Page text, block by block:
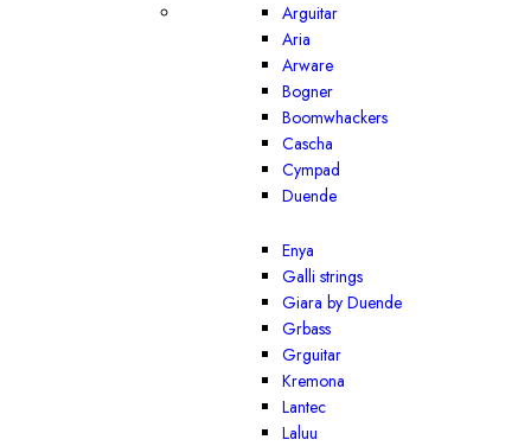
Arguitar
Aria
Arware
Bogner
Boomwhackers
Cascha
Cympad
Duende
Enya
Galli strings
Giara by Duende
Grbass
Grguitar
Kremona
Lantec
Laluu